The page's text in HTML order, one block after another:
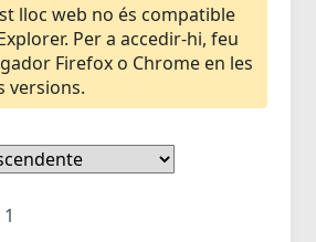
lloc web no és compatible
Per a accedir-hi, feu
Firefox o Chrome en les
versions.
1